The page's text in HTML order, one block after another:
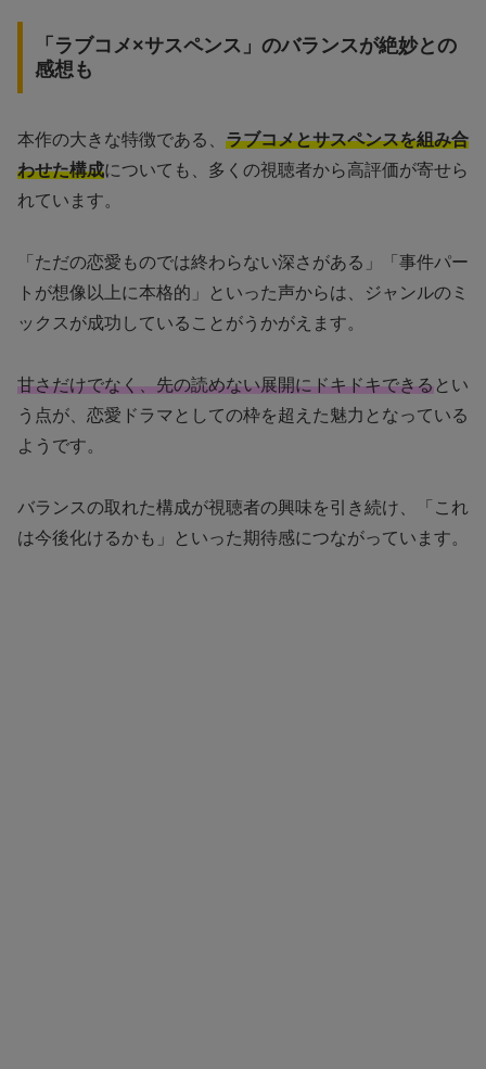
「ラブコメ×サスペンス」のバランスが絶妙との
感想も
本作の大きな特徴である、 ラブコメとサスペンスを組み合
わせた構成についても、多くの視聴者から高評価が寄せら
れています。
「ただの恋愛ものでは終わらない深さがある」「事件パー
トが想像以上に本格的」といった声からは、ジャンルのミ
ックスが成功していることがうかがえます。
甘さだけでなく、先の読めない展開にドキドキできるとい
う点が、恋愛ドラマとしての枠を超えた魅力となっている
ようです。
バランスの取れた構成が視聴者の興味を引き続け、「これ
は今後化けるかも」といった期待感につながっています。